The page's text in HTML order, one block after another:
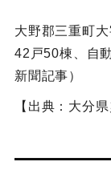
大野郡三重町
42戸50棟、自
新聞記事）
【出典：大分